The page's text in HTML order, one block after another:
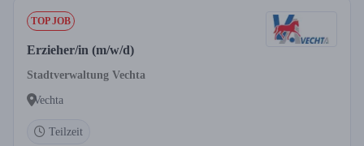
TOP JOB
Erzieher/in (m/w/d)
Stadtverwaltung Vechta
Vechta
Teilzeit